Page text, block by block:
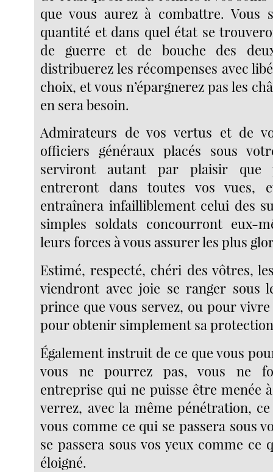
que vous aurez à combattre. Vous
quantité et dans quel état se
de guerre et de bouche des
distribuerez les récompenses avec
choix, et vous n’épargnerez pas les
en sera besoin.
Admirateurs de vos vertus et de
officiers généraux placés sous
serviront autant par plaisir que
entreront dans toutes vos vues,
entraînera infailliblement celui des
simples soldats concourront eux-
leurs forces à vous assurer les plus
Estimé, respecté, chéri des vôtres,
viendront avec joie se ranger sous
prince que vous servez, ou pour vivre
pour obtenir simplement sa
Également instruit de ce que vous
vous ne pourrez pas, vous ne
entreprise qui ne puisse être menée
verrez, avec la même pénétration,
vous comme ce qui se passera sous
se passera sous vos yeux comme ce
éloigné.